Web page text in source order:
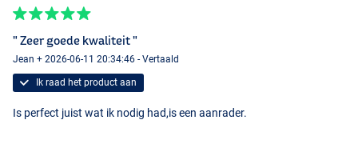
" Zeer goede kwaliteit "
Jean + 2026-06-11 20:34:46 - Vertaald
Ik raad het product aan
Is perfect juist wat ik nodig had,is een aanrader.